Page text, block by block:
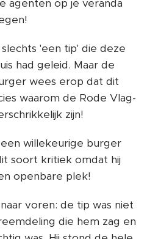
agenten op je veranda
'een tip' die deze
had geleid. Maar de
wees erop dat dit
waarom de Rode Vlag-
zijn!
willekeurige burger
soort kritiek omdat hij
openbare plek!
voren: de tip was niet
die hem zag en